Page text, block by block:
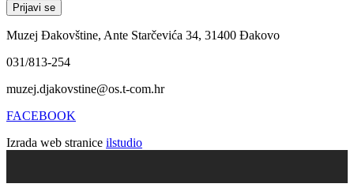
Muzej Đakovštine, Ante Starčevića 34, 31400 Đakovo
031/813-254
muzej.djakovstine@os.t-com.hr
FACEBOOK
Izrada web stranice ilstudio